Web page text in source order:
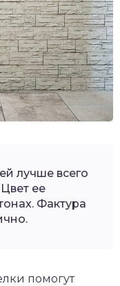
лучше всего
ее
Фактура
помогут